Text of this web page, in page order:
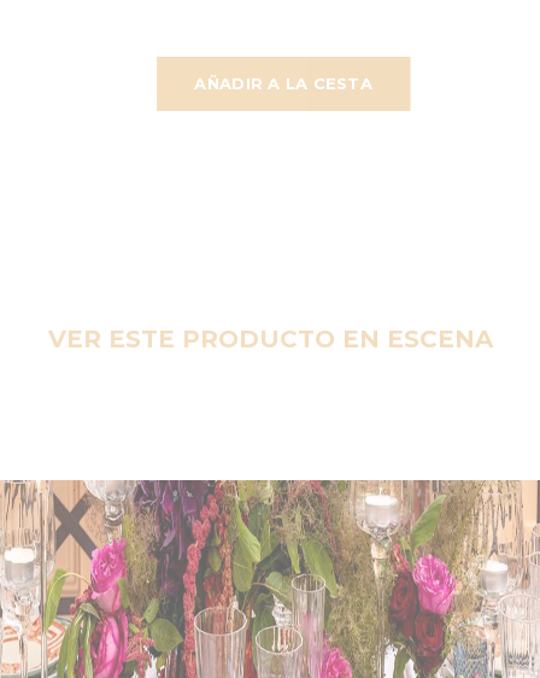
AÑADIR A LA CESTA
VER ESTE PRODUCTO EN ESCENA